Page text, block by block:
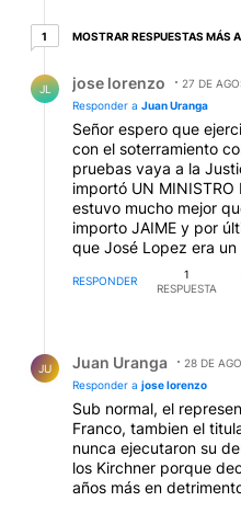
11 respuesta más antiguas
MOSTRAR RESPUESTAS MÁS
JL jose lorenzo
27 DE
Responder a Juan Uranga
Señor espero que
con el soterramiento
pruebas vaya a la
importó UN MINISTRO
estuvo mucho mejor
importo JAIME y por
que José Lopez era
RESPONDER
1
RESPUESTA
JU Juan Uranga
28 DE
Responder a jose lorenzo
Sub normal, el
Franco, tambien el
nunca ejecutaron su
los Kirchner porque
años más en
buenos negocios con